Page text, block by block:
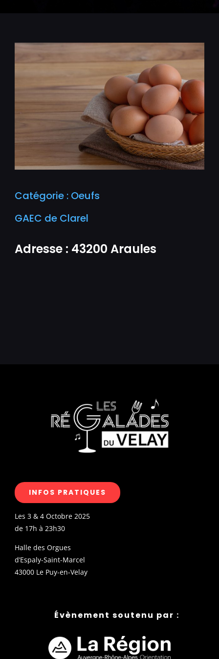
Catégorie : Oeufs
GAEC de Clarel
Adresse : 43200 Araules
INFOS PRATIQUES
Les 3 & 4 Octobre 2025
de 17h à 23h30
Halle des Orgues
d’Espaly-Saint-Marcel
43000 Le Puy-en-Velay
Évènement soutenu par :